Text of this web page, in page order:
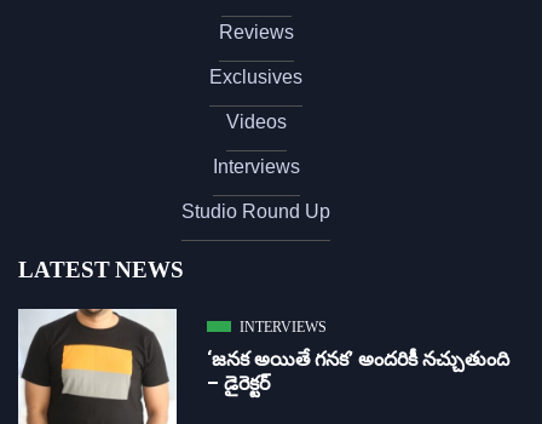
Reviews
Exclusives
Videos
Interviews
Studio Round Up
LATEST NEWS
INTERVIEWS
‘జ‌న‌క అయితే గ‌న‌క‌’ అందరికీ నచ్చుతుంది
– డైరెక్ట‌ర్